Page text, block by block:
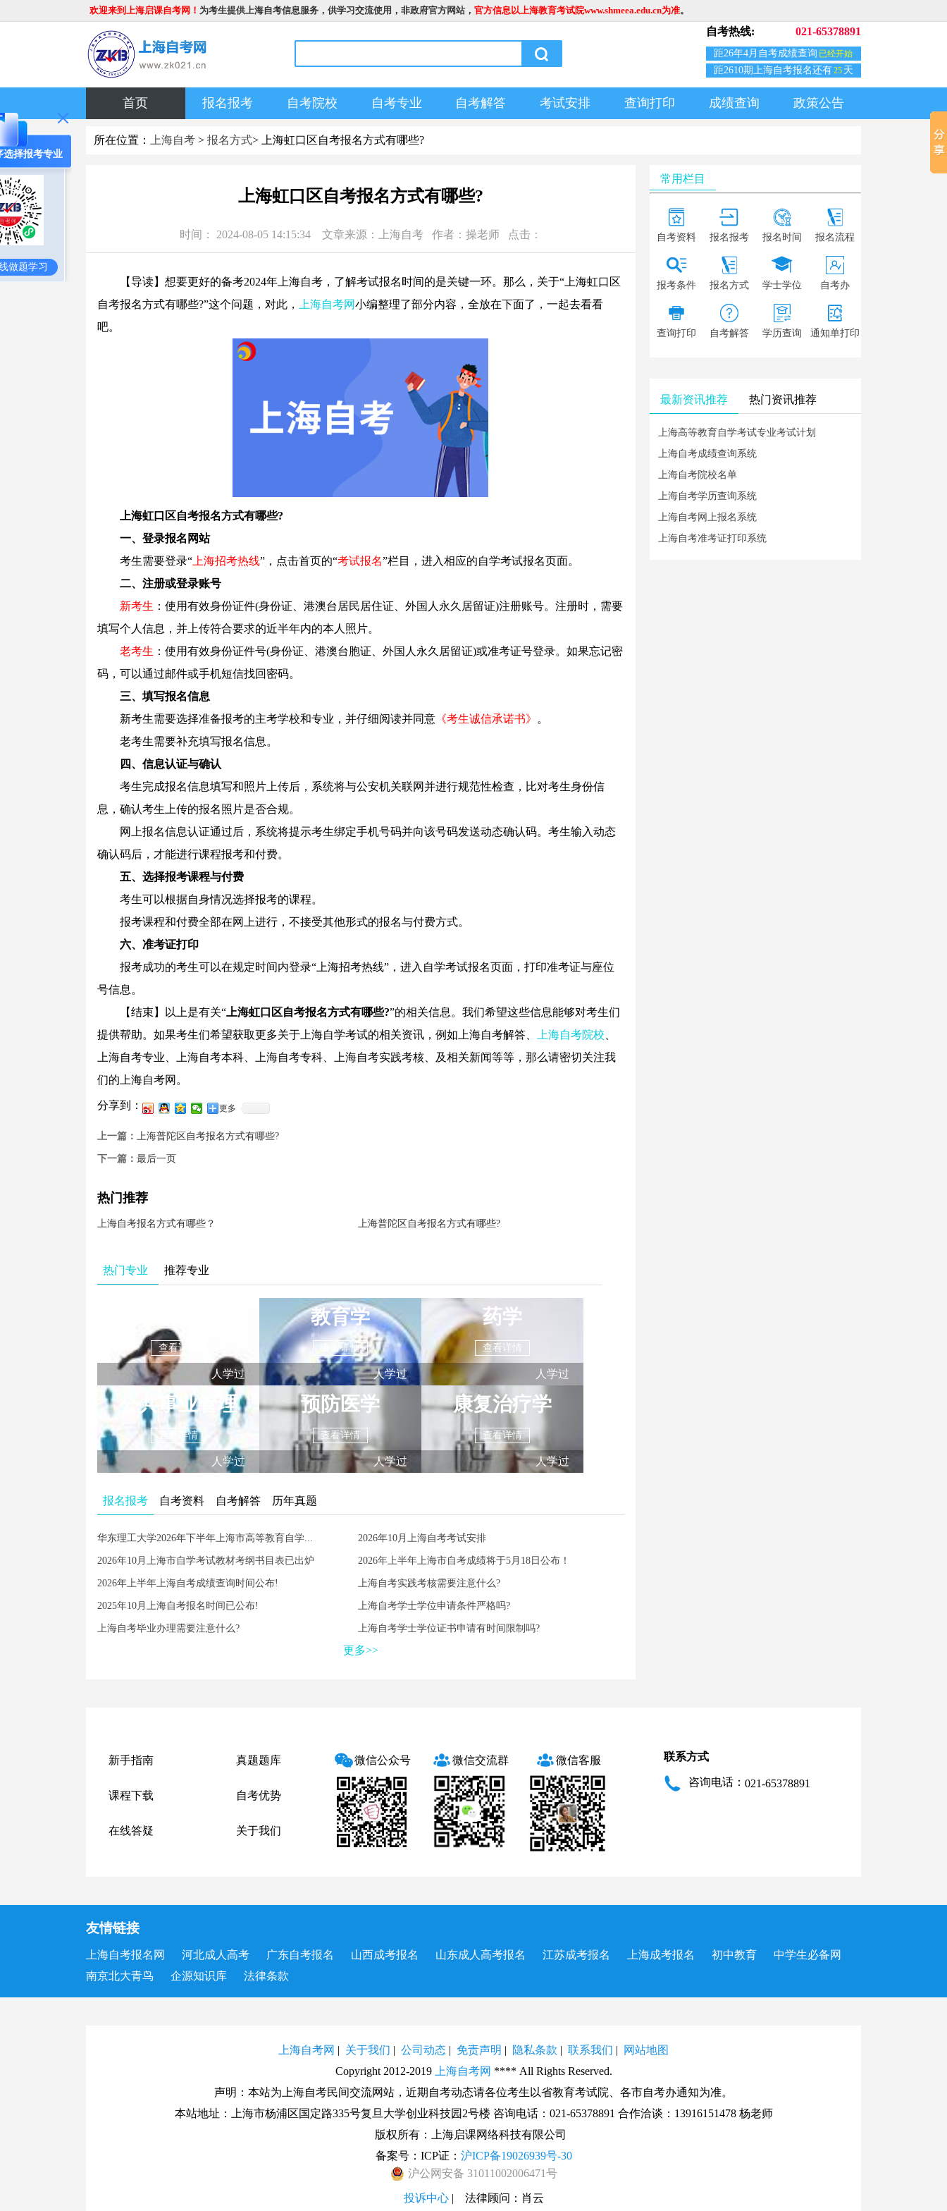
欢迎来到上海启课自考网！ 为考生提供上海自考信息服务，供学习交流使用，非政府官方网站， 官方信息以上海教育考试院www.shmeea.edu.cn为准。
自考热线: 021-65378891
距26年4月自考成绩查询 已经开始
距2610期上海自考报名还有25 天
首页 报名报考 自考院校 自考专业 自考解答 考试安排 查询打印 成绩查询 政策公告
所在位置： 上海自考 > 报名方式> 上海虹口区自考报名方式有哪些?
上海虹口区自考报名方式有哪些?
时间： 2024-08-05 14:15:34 文章来源：上海自考 作者：操老师 点击：
【导读】想要更好的备考2024年上海自考，了解考试报名时间的是关键一环。那么，关于“上海虹口区
自考报名方式有哪些?”这个问题，对此，
上海自考网小编整理了部分内容，全放在下面了，一起去看看
吧。
上海虹口区自考报名方式有哪些?
一、登录报名网站
考生需要登录“上海招考热线”，点击首页的“考试报名”栏目，进入相应的自学考试报名页面。
二、注册或登录账号
新考生 ：使用有效身份证件(身份证、港澳台居民居住证、外国人永久居留证)注册账号。注册时，需要
填写个人信息，并上传符合要求的近半年内的本人照片。
老考生 ：使用有效身份证件号(身份证、港澳台胞证、外国人永久居留证)或准考证号登录。如果忘记密
码，可以通过邮件或手机短信找回密码。
三、填写报名信息
新考生需要选择准备报考的主考学校和专业，并仔细阅读并同意《考生诚信承诺书》
。
老考生需要补充填写报名信息。
四、信息认证与确认
考生完成报名信息填写和照片上传后，系统将与公安机关联网并进行规范性检查，比对考生身份信
息，确认考生上传的报名照片是否合规。
网上报名信息认证通过后，系统将提示考生绑定手机号码并向该号码发送动态确认码。考生输入动态
确认码后，才能进行课程报考和付费。
五、选择报考课程与付费
考生可以根据自身情况选择报考的课程。
报考课程和付费全部在网上进行，不接受其他形式的报名与付费方式。
六、准考证打印
报考成功的考生可以在规定时间内登录“上海招考热线”，进入自学考试报名页面，打印准考证与座位
号信息。
【结束】以上是有关“上海虹口区自考报名方式有哪些?”的相关信息。我们希望这些信息能够对考生们
提供帮助。如果考生们希望获取更多关于上海自学考试的相关资讯，例如上海自考解答、
上海自考院校
上海自考专业、上海自考本科、上海自考专科、上海自考实践考核、及相关新闻等等，那么请密切关注我
们的上海自考网。
分享到： 更多
上一篇： 上海普陀区自考报名方式有哪些?
下一篇： 最后一页
热门推荐
上海自考报名方式有哪些？ 上海普陀区自考报名方式有哪些?
热门专业 推荐专业
查看详情
人学过
教育学
查看详情
人学过
药学
查看详情
人学过
公共事业管理
查看详情
人学过
预防医学
查看详情
人学过
康复治疗学
查看详情
人学过
报名报考 自考资料 自考解答 历年真题
华东理工大学2026年下半年上海市高等教育自学... 2026年10月上海自考考试安排
2026年10月上海市自学考试教材考纲书目表已出炉 2026年上半年上海市自考成绩将于5月18日公布！
2026年上半年上海自考成绩查询时间公布! 上海自考实践考核需要注意什么?
2025年10月上海自考报名时间已公布! 上海自考学士学位申请条件严格吗?
上海自考毕业办理需要注意什么? 上海自考学士学位证书申请有时间限制吗?
更多>>
常用栏目
自考资料 报名报考 报名时间 报名流程
报考条件 报名方式 学士学位 自考办
查询打印 自考解答 学历查询 通知单打印
最新资讯推荐 热门资讯推荐
上海高等教育自学考试专业考试计划
上海自考成绩查询系统
上海自考院校名单
上海自考学历查询系统
上海自考网上报名系统
上海自考准考证打印系统
选择报考专业
做题学习
新手指南 真题题库
课程下载 自考优势
在线答疑 关于我们
微信公众号 微信交流群 微信客服 联系方式
咨询电话： 021-65378891
友情链接
上海自考报名网 河北成人高考 广东自考报名 山西成考报名 山东成人高考报名 江苏成考报名 上海成考报名 初中教育
中学生必备网
南京北大青鸟
企源知识库 法律条款
上海自考网 | 关于我们 | 公司动态 | 免责声明 | 隐私条款 | 联系我们 |
网站地图
Copyright 2012-2019
上海自考网 **** All Rights Reserved.
声明：本站为上海自考民间交流网站，近期自考动态请各位考生以省教育考试院、各市自考办通知为准。
本站地址：上海市杨浦区国定路335号复旦大学创业科技园2号楼 咨询电话：021-65378891 合作洽谈：13916151478 杨老师
版权所有：上海启课网络科技有限公司
备案号：ICP证： 沪ICP备19026939号-30
沪公网安备 31011002006471号
投诉中心| 法律顾问：肖云